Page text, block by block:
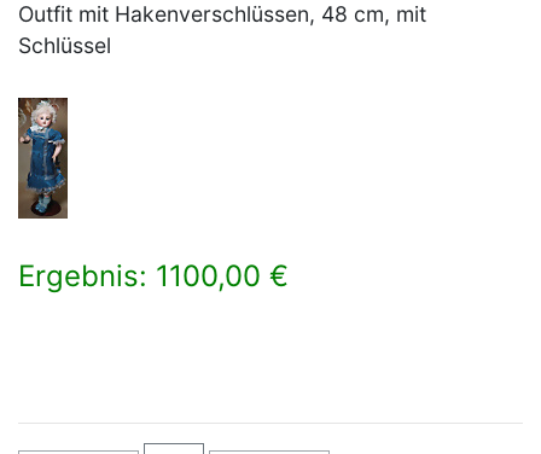
Outfit mit Hakenverschlüssen, 48 cm, mit
Schlüssel
Ergebnis: 1100,00 €